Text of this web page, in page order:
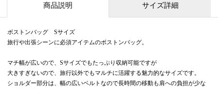
商品説明 サイズ詳細
ボストンバッグ Sサイズ
旅行や出張シーンに必須アイテムのボストンバッグ。
マチ幅が広いので、Sサイズでもたっぷり収納可能ですが
大きすぎないので、旅行以外でもマルチに活躍する魅力的なサイズです。
ショルダー部分は、幅の広いベルトなので長時間の移動も肩への負担が少な